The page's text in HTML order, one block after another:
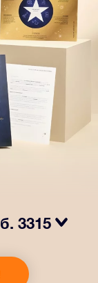
3315
दस्तावेज़
और प्रियजनों को